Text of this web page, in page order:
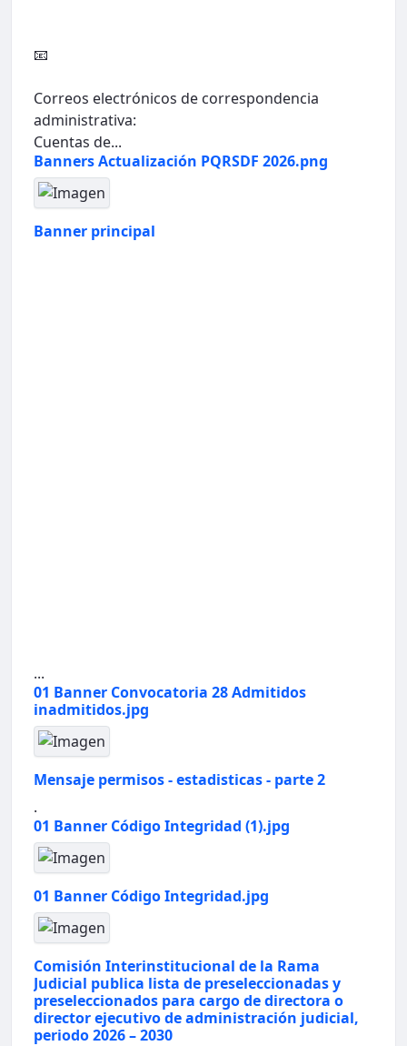
📧
Correos electrónicos de correspondencia
administrativa:
Cuentas de...
Banners Actualización PQRSDF 2026.png
Banner principal
...
01 Banner Convocatoria 28 Admitidos
inadmitidos.jpg
Mensaje permisos - estadisticas - parte 2
.
01 Banner Código Integridad (1).jpg
01 Banner Código Integridad.jpg
Comisión Interinstitucional de la Rama
Judicial publica lista de preseleccionadas y
preseleccionados para cargo de directora o
director ejecutivo de administración judicial,
periodo 2026 – 2030